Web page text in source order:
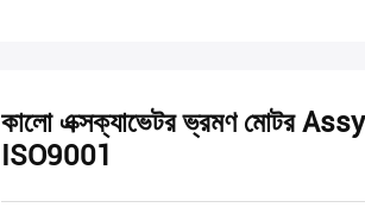
কালো এক্সক্যাভেটর ভ্রমণ মোটর
ISO9001